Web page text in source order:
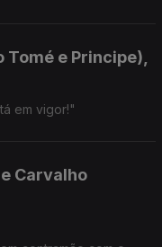
Tomé e Principe),
em vigor!"
Carvalho